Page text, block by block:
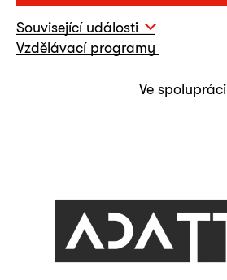
Související události
Vzdělávací programy
Ve spolupráci